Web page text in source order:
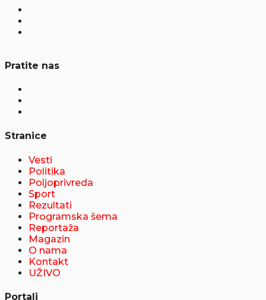
Pratite nas
Stranice
Vesti
Politika
Poljoprivreda
Sport
Rezultati
Programska šema
Reportaža
Magazin
O nama
Kontakt
UŽIVO
Portali